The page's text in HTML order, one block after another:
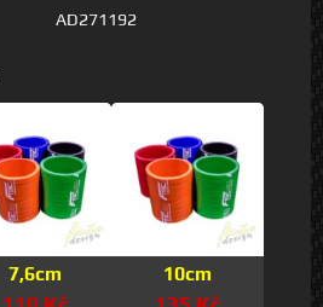
AD271192
7,6cm 10cm